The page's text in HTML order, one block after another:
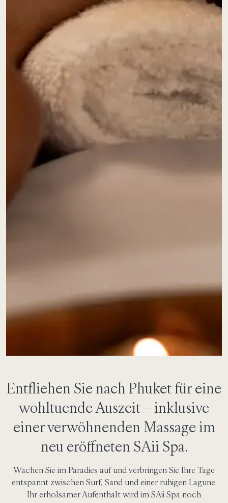
Entfliehen Sie nach Phuket für eine
wohltuende Auszeit – inklusive
einer verwöhnenden Massage im
neu eröffneten SAii Spa.
Wachen Sie im Paradies auf und verbringen Sie Ihre Tage
entspannt zwischen Surf, Sand und einer ruhigen Lagune.
Ihr erholsamer Aufenthalt wird im SAii Spa noch